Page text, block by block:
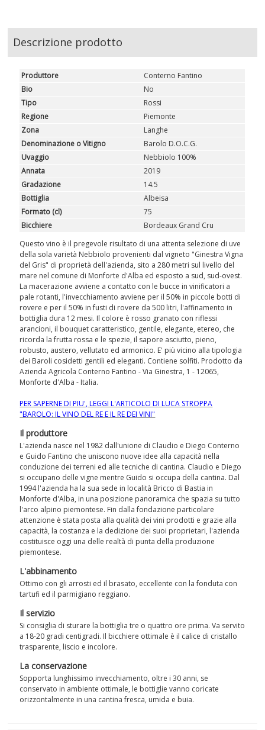
Descrizione prodotto
Produttore
Conterno Fantino
Bio
No
Tipo
Rossi
Regione
Piemonte
Zona
Langhe
Denominazione o Vitigno
Barolo D.O.C.G.
Uvaggio
Nebbiolo 100%
Annata
2019
Gradazione
14.5
Bottiglia
Albeisa
Formato (cl)
75
Bicchiere
Bordeaux Grand Cru
Questo vino è il pregevole risultato di una attenta selezione di uve
della sola varietà Nebbiolo provenienti dal vigneto "Ginestra Vigna
del Gris" di proprietà dell'azienda, sito a 280 metri sul livello del
mare nel comune di Monforte d'Alba ed esposto a sud, sud-ovest.
La macerazione avviene a contatto con le bucce in vinificatori a
pale rotanti, l'invecchiamento avviene per il 50% in piccole botti di
rovere e per il 50% in fusti di rovere da 500 litri, l'affinamento in
bottiglia dura 12 mesi. Il colore è rosso granato con riflessi
arancioni, il bouquet caratteristico, gentile, elegante, etereo, che
ricorda la frutta rossa e le spezie, il sapore asciutto, pieno,
robusto, austero, vellutato ed armonico. E' più vicino alla tipologia
dei Baroli cosidetti gentili ed eleganti. Contiene solfiti. Prodotto da
Azienda Agricola Conterno Fantino - Via Ginestra, 1 - 12065,
Monforte d'Alba - Italia.
PER SAPERNE DI PIU', LEGGI L'ARTICOLO DI LUCA STROPPA
"BAROLO: IL VINO DEL RE E IL RE DEI VINI"
Il produttore
L'azienda nasce nel 1982 dall'unione di Claudio e Diego Conterno
e Guido Fantino che uniscono nuove idee alla capacità nella
conduzione dei terreni ed alle tecniche di cantina. Claudio e Diego
si occupano delle vigne mentre Guido si occupa della cantina. Dal
1994 l'azienda ha la sua sede in località Bricco di Bastia in
Monforte d'Alba, in una posizione panoramica che spazia su tutto
l'arco alpino piemontese. Fin dalla fondazione particolare
attenzione è stata posta alla qualità dei vini prodotti e grazie alla
capacità, la costanza e la dedizione dei suoi proprietari, l'azienda
costituisce oggi una delle realtà di punta della produzione
piemontese.
L'abbinamento
Ottimo con gli arrosti ed il brasato, eccellente con la fonduta con
tartufi ed il parmigiano reggiano.
Il servizio
Si consiglia di sturare la bottiglia tre o quattro ore prima. Va servito
a 18-20 gradi centigradi. Il bicchiere ottimale è il calice di cristallo
trasparente, liscio e incolore.
La conservazione
Sopporta lunghissimo invecchiamento, oltre i 30 anni, se
conservato in ambiente ottimale, le bottiglie vanno coricate
orizzontalmente in una cantina fresca, umida e buia.